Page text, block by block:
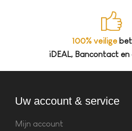
100% veilige
iDEAL, Bancontact en
Uw account & service
Mijn account